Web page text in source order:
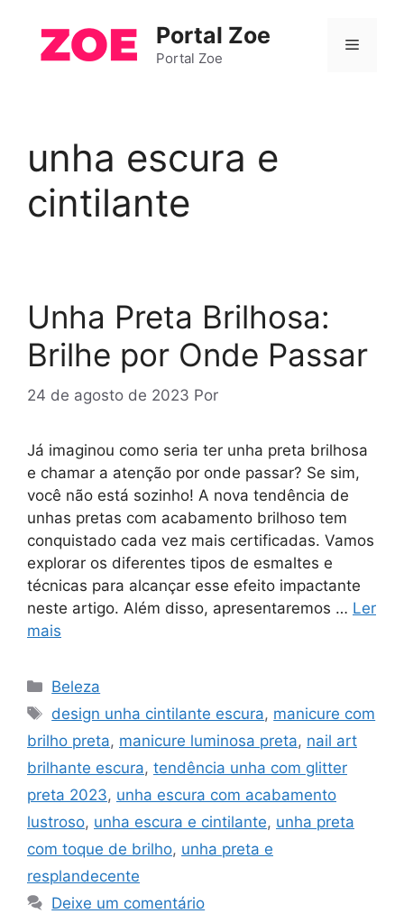
Portal Zoe
Portal Zoe
Menu
unha escura e
cintilante
Unha Preta Brilhosa:
Brilhe por Onde Passar
24 de agosto de 2023 Por
Já imaginou como seria ter unha preta brilhosa
e chamar a atenção por onde passar? Se sim,
você não está sozinho! A nova tendência de
unhas pretas com acabamento brilhoso tem
conquistado cada vez mais certificadas. Vamos
explorar os diferentes tipos de esmaltes e
técnicas para alcançar esse efeito impactante
neste artigo. Além disso, apresentaremos … Ler
mais
Categorias
Beleza
Tags
design unha cintilante escura, manicure com
brilho preta, manicure luminosa preta, nail art
brilhante escura, tendência unha com glitter
preta 2023, unha escura com acabamento
lustroso, unha escura e cintilante, unha preta
com toque de brilho, unha preta e
resplandecente
Deixe um comentário